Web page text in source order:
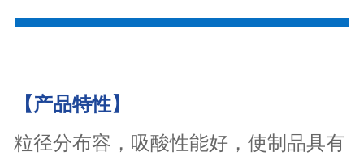
【产品特性】
粒径分布容，吸酸性能好，使制品具有